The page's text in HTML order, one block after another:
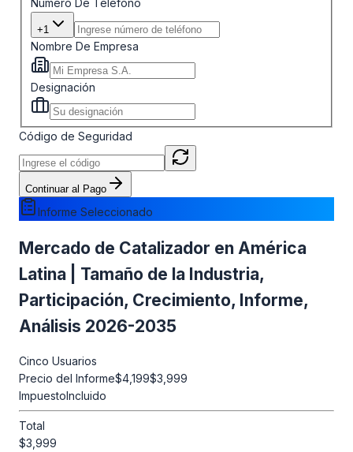
+1
Nombre De Empresa
Designación
Código de Seguridad
Continuar al Pago
Informe Seleccionado
Mercado de Catalizador en América
Latina | Tamaño de la Industria,
Participación, Crecimiento, Informe,
Análisis 2026-2035
Cinco Usuarios
Precio del Informe$4,199$3,999
ImpuestoIncluido
Total
$3,999